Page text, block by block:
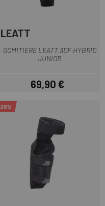
LEATT
GOMITIERE LEATT 3DF HYBRID
JUNIOR
Prezzo
69,90 €